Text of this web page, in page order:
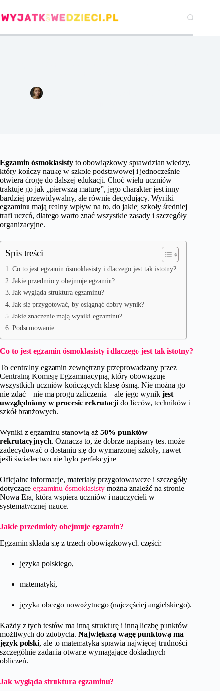
do
treści
Egzamin ósmoklasisty to obowiązkowy sprawdzian wiedzy,
który kończy naukę w szkole podstawowej i jednocześnie
otwiera drogę do dalszej edukacji. Choć wielu uczniów
traktuje go jak „pierwszą maturę”, jego charakter jest inny –
bardziej przewidywalny, ale równie decydujący. Wyniki
egzaminu mają realny wpływ na to, do jakiej szkoły średniej
trafi uczeń, dlatego warto znać wszystkie zasady i szczegóły
organizacyjne.
Spis treści
Co to jest egzamin ósmoklasisty i dlaczego jest tak istotny?
Jakie przedmioty obejmuje egzamin?
Jak wygląda struktura egzaminu?
Jak się przygotować, by osiągnąć dobry wynik?
Jakie znaczenie mają wyniki egzaminu?
Podsumowanie
Co to jest egzamin ósmoklasisty i dlaczego jest tak istotny?
To centralny egzamin zewnętrzny przeprowadzany przez
Centralną Komisję Egzaminacyjną, który obowiązuje
wszystkich uczniów kończących klasę ósmą. Nie można go
nie zdać – nie ma progu zaliczenia – ale jego wynik jest
uwzględniany w procesie rekrutacji do liceów, techników i
szkół branżowych.
Wyniki z egzaminu stanowią aż 50% punktów
rekrutacyjnych. Oznacza to, że dobrze napisany test może
zadecydować o dostaniu się do wymarzonej szkoły, nawet
jeśli świadectwo nie było perfekcyjne.
Oficjalne informacje, materiały przygotowawcze i szczegóły
dotyczące egzaminu ósmoklasisty można znaleźć na stronie
Nowa Era, która wspiera uczniów i nauczycieli w
systematycznej nauce.
Jakie przedmioty obejmuje egzamin?
Egzamin składa się z trzech obowiązkowych części:
języka polskiego,
matematyki,
języka obcego nowożytnego (najczęściej angielskiego).
Każdy z tych testów ma inną strukturę i inną liczbę punktów
możliwych do zdobycia. Największą wagę punktową ma
język polski, ale to matematyka sprawia najwięcej trudności –
szczególnie zadania otwarte wymagające dokładnych
obliczeń.
Jak wygląda struktura egzaminu?